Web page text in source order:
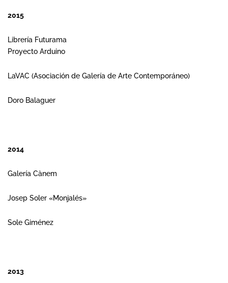
2015
Librería Futurama
Proyecto Arduino
LaVAC (Asociación de Galería de Arte Contemporáneo)
Doro Balaguer
2014
Galería Cànem
Josep Soler «Monjalés»
Sole Giménez
2013